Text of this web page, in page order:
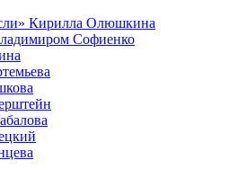
Кирилла Олюшкина
Софиенко